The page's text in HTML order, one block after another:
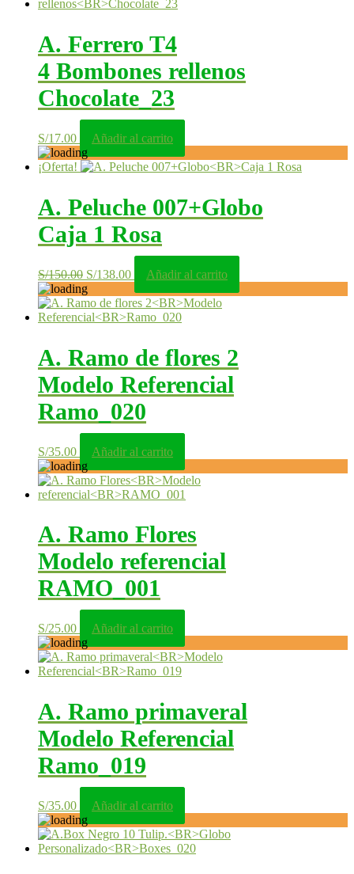
A. Ferrero T4
4 Bombones rellenos
Chocolate_23
S/17.00 Añadir al carrito
¡Oferta!
A. Peluche 007+Globo
Caja 1 Rosa
S/150.00 El
precio
original
era:
S/138.00El
actual
es:
Añadir al carrito
A. Ramo de flores 2
Modelo Referencial
Ramo_020
S/35.00 Añadir al carrito
A. Ramo Flores
Modelo referencial
RAMO_001
S/25.00 Añadir al carrito
A. Ramo primaveral
Modelo Referencial
Ramo_019
S/35.00 Añadir al carrito